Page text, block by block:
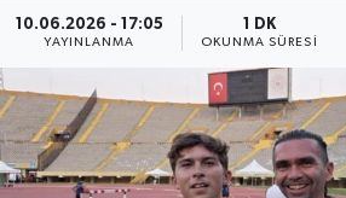
10.06.2026 - 17:05
YAYINLANMA
1 DK
OKUNMA SÜRESI
Haber Arşivi